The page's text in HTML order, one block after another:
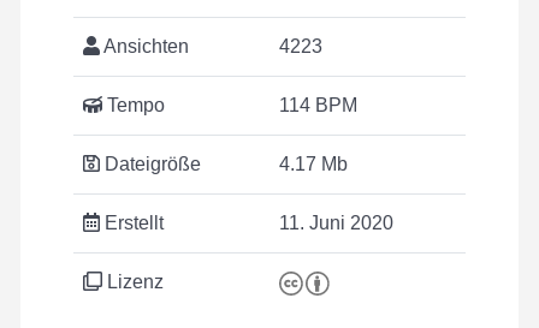
Ansichten 4223
Tempo 114 BPM
Dateigröße 4.17 Mb
Erstellt 11. Juni 2020
Lizenz